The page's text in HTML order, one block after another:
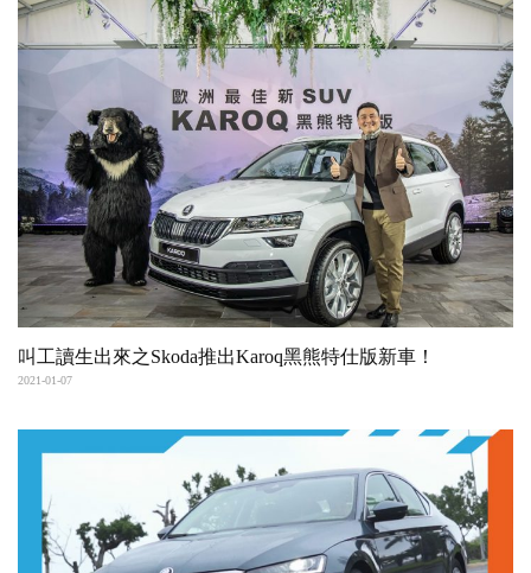
叫工讀生出來之Skoda推出Karoq黑熊特仕版新車！
2021-01-07